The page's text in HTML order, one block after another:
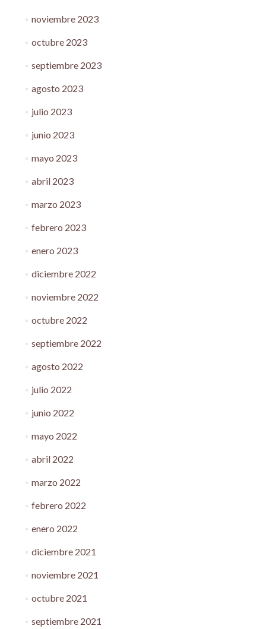
noviembre 2023
octubre 2023
septiembre 2023
agosto 2023
julio 2023
junio 2023
mayo 2023
abril 2023
marzo 2023
febrero 2023
enero 2023
diciembre 2022
noviembre 2022
octubre 2022
septiembre 2022
agosto 2022
julio 2022
junio 2022
mayo 2022
abril 2022
marzo 2022
febrero 2022
enero 2022
diciembre 2021
noviembre 2021
octubre 2021
septiembre 2021